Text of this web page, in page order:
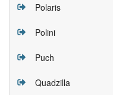
Polaris
Polini
Puch
Quadzilla